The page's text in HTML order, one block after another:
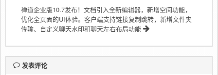
禅道企业版10.7发布！文档引入全新编辑器，新增空间功能，
优化全页面的UI体验。客户端支持链接复制跳转，新增文件夹
传输、自定义聊天水印和聊天左右布局功能
发表评论